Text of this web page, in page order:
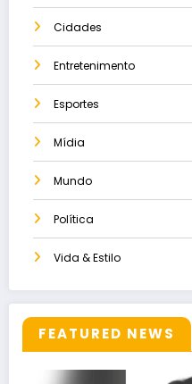
Cidades
Entretenimento
Esportes
Mídia
Mundo
Política
Vida & Estilo
FEATURED NEWS